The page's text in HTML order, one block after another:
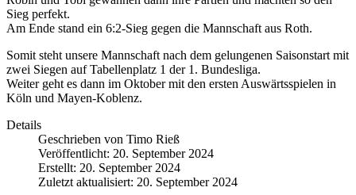
Sieg perfekt.
Am Ende stand ein 6:2-Sieg gegen die Mannschaft aus Roth.
Somit steht unsere Mannschaft nach dem gelungenen Saisonstart mit
zwei Siegen auf Tabellenplatz 1 der 1. Bundesliga.
Weiter geht es dann im Oktober mit den ersten Auswärtsspielen in
Köln und Mayen-Koblenz.
Details
Geschrieben von Timo Rieß
Veröffentlicht: 20. September 2024
Erstellt: 20. September 2024
Zuletzt aktualisiert: 20. September 2024